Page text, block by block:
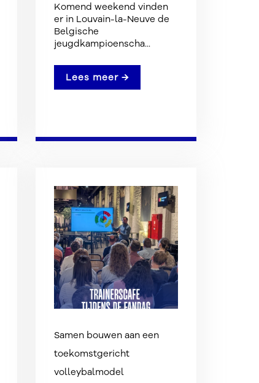
Komend weekend vinden
er in Louvain-la-Neuve de
Belgische
jeugdkampioenscha...
Lees meer →
Samen bouwen aan een
toekomstgericht
volleybalmodel